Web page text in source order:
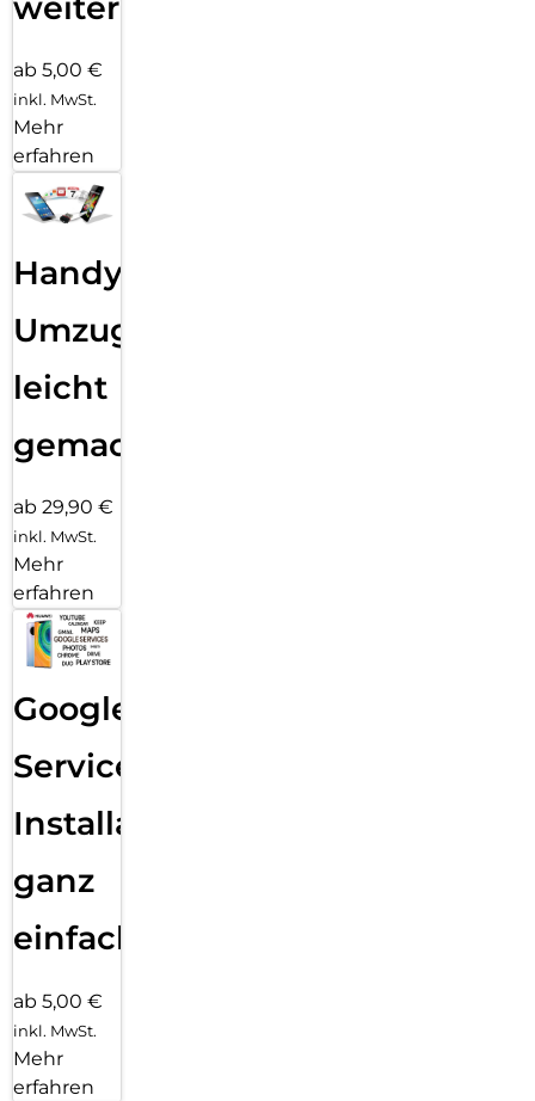
weiter
ab 5,00 €
inkl. MwSt.
Mehr
erfahren
Handy
Umzug
leicht
gemacht!
ab 29,90 €
inkl. MwSt.
Mehr
erfahren
Google
Services
Installation
ganz
einfach
ab 5,00 €
inkl. MwSt.
Mehr
erfahren